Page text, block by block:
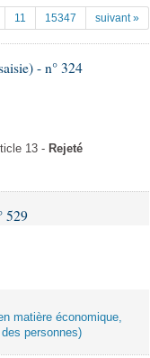
11 15347 suivant »
- n° 324
13 - Rejeté
529
matière économique,
personnes)